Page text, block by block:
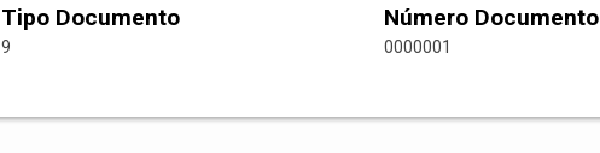
Tipo Documento
9
Número Documento
0000001